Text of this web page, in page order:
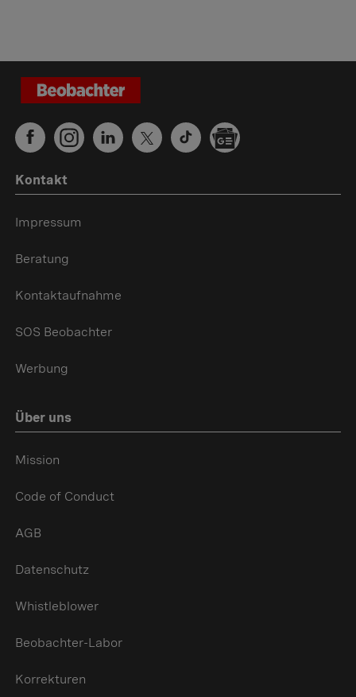
Kontakt
Impressum
Beratung
Kontaktaufnahme
SOS Beobachter
Werbung
Über uns
Mission
Code of Conduct
AGB
Datenschutz
Whistleblower
Beobachter-Labor
Korrekturen